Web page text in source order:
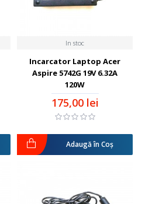
In stoc
Incarcator Laptop Acer
Aspire 5742G 19V 6.32A
120W
175,00 lei
Adaugă în Coş